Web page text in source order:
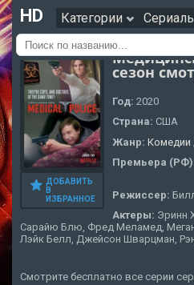
HD Категории
ДОБАВИТЬ
В
ИЗБРАННОЕ
сезон
Год: 2020
Страна: США
Жанр: Комедии
Премьера
Режиссер:
Актеры: Эринн
Сарайю Блю, Фред Меламед, Меган
Лэйк Белл, Джейсон Шварцман,
Смотрите бесплатно все серии